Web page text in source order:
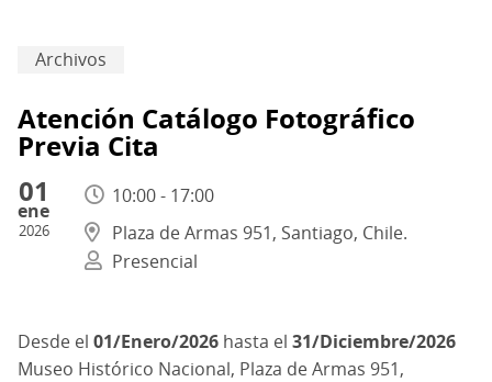
Archivos
Atención Catálogo Fotográfico
Previa Cita
01
ene
2026
10:00 - 17:00
Plaza de Armas 951, Santiago, Chile.
Presencial
01/Enero/2026 hasta el 31/Diciembre/2026
Museo Histórico Nacional, Plaza de Armas 951,